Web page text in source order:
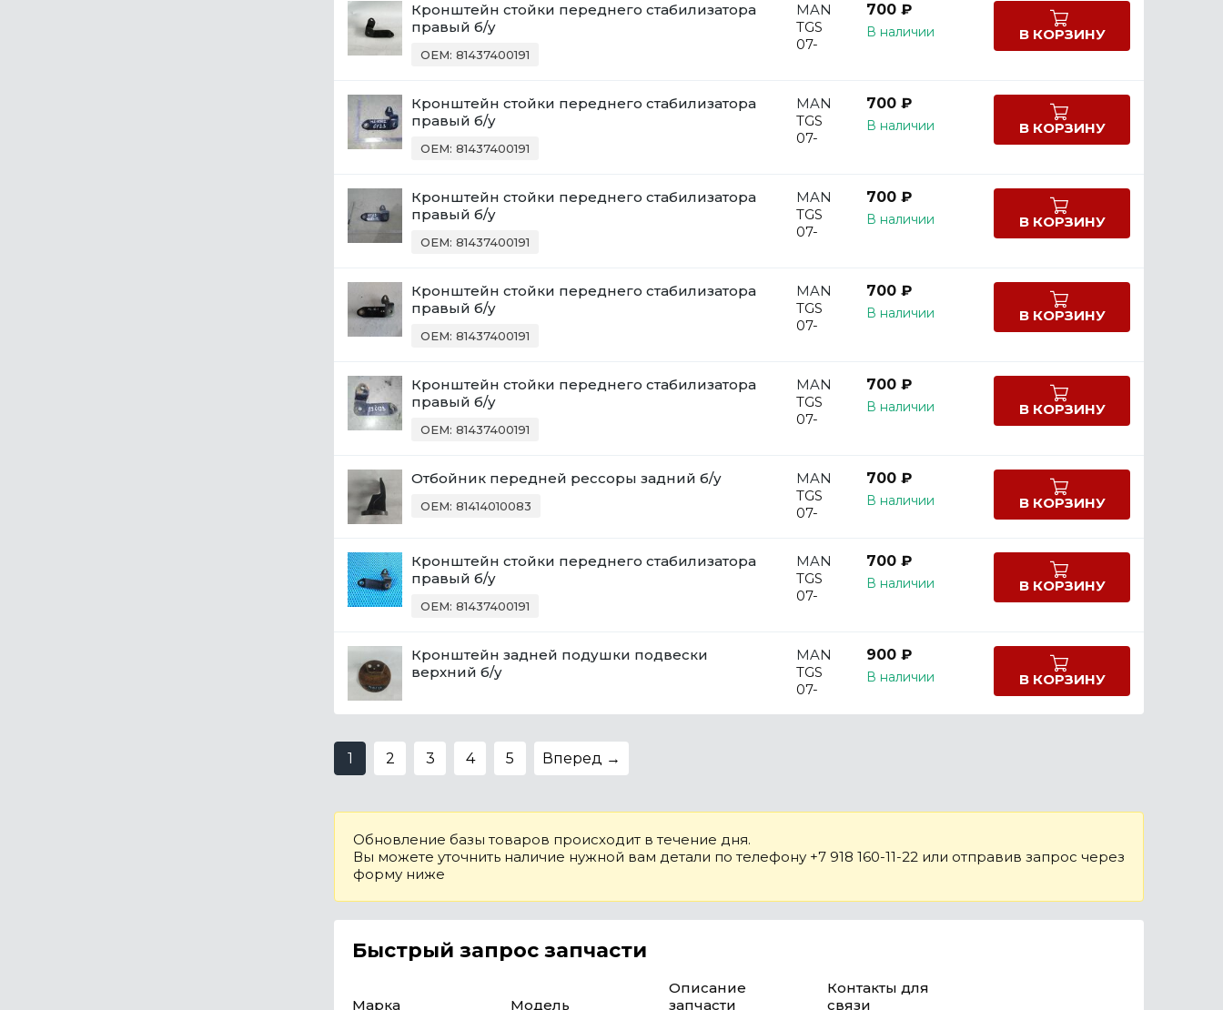
Кронштейн стойки переднего стабилизатора
правый б/у
OEM: 81437400191
MAN
TGS
07-
700 ₽
В наличии В КОРЗИНУ
Кронштейн стойки переднего стабилизатора
правый б/у
OEM: 81437400191
MAN
TGS
07-
700 ₽
В наличии В КОРЗИНУ
Кронштейн стойки переднего стабилизатора
правый б/у
OEM: 81437400191
MAN
TGS
07-
700 ₽
В наличии В КОРЗИНУ
Кронштейн стойки переднего стабилизатора
правый б/у
OEM: 81437400191
MAN
TGS
07-
700 ₽
В наличии В КОРЗИНУ
Кронштейн стойки переднего стабилизатора
правый б/у
OEM: 81437400191
MAN
TGS
07-
700 ₽
В наличии В КОРЗИНУ
Отбойник передней рессоры задний б/у
OEM: 81414010083
MAN
TGS
07-
700 ₽
В наличии В КОРЗИНУ
Кронштейн стойки переднего стабилизатора
правый б/у
OEM: 81437400191
MAN
TGS
07-
700 ₽
В наличии В КОРЗИНУ
Кронштейн задней подушки подвески
верхний б/у
MAN
TGS
07-
900 ₽
В наличии В КОРЗИНУ
1 2 3 4 5 Вперед →
Обновление базы товаров происходит в течение дня.
Вы можете уточнить наличие нужной вам детали по телефону +7 918 160-11-22 или отправив запрос через
форму ниже
Быстрый запрос запчасти
Марка Модель
Описание
запчасти
Контакты для
связи